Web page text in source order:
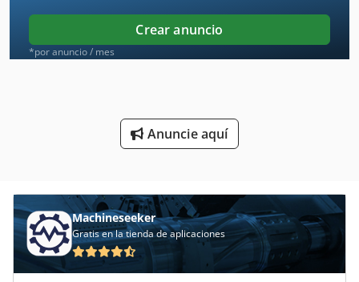
Alimentador Del Alambre
Banda De Alimentación
Comercio De Alimentos
De La Alimentacion
Material De Alimentación
Máquina De La Alimentación
Crear anuncio
*por anuncio / mes
Anuncie aquí
Machineseeker
Gratis en la tienda de aplicaciones